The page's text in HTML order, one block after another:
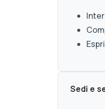
Sedi e